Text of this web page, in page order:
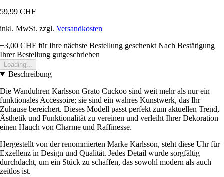
59,99 CHF
inkl. MwSt. zzgl. Versandkosten
+3,00 CHF für Ihre nächste Bestellung geschenkt Nach Bestätigung
Ihrer Bestellung gutgeschrieben
Loading...
Beschreibung
Die Wanduhren Karlsson Grato Cuckoo sind weit mehr als nur ein
funktionales Accessoire; sie sind ein wahres Kunstwerk, das Ihr
Zuhause bereichert. Dieses Modell passt perfekt zum aktuellen Trend,
Ästhetik und Funktionalität zu vereinen und verleiht Ihrer Dekoration
einen Hauch von Charme und Raffinesse.
Hergestellt von der renommierten Marke Karlsson, steht diese Uhr für
Exzellenz in Design und Qualität. Jedes Detail wurde sorgfältig
durchdacht, um ein Stück zu schaffen, das sowohl modern als auch
zeitlos ist.